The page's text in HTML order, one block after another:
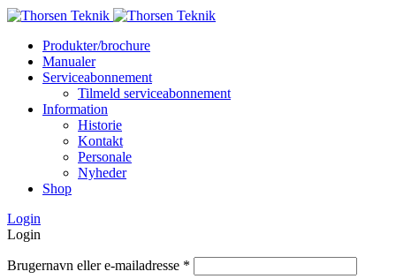
Produkter/brochure
Manualer
Serviceabonnement
Tilmeld serviceabonnement
Information
Historie
Kontakt
Personale
Nyheder
Shop
Login
Login
Brugernavn eller e-mailadresse *